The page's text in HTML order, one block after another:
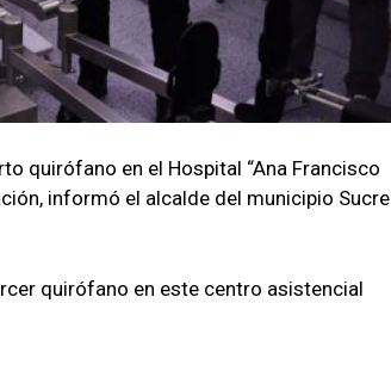
quirófano en el Hospital “Ana Francisco
informó el alcalde del municipio Sucre
quirófano en este centro asistencial